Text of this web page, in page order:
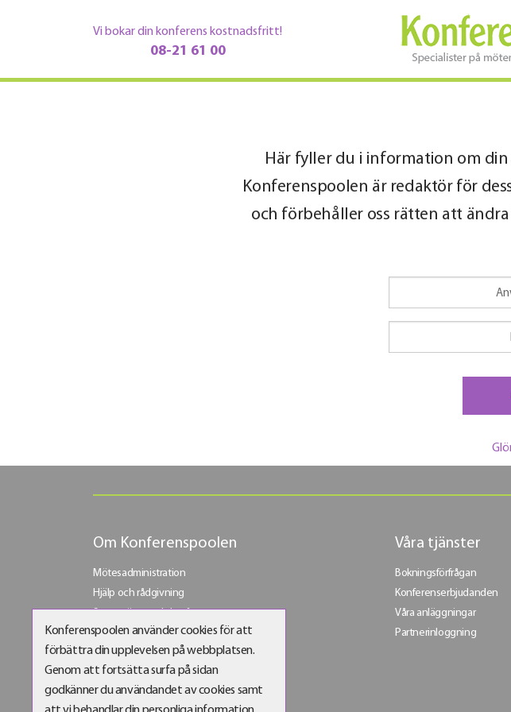
Konferenspoolen använder cookies för att
förbättra din upplevelsen på webbplatsen.
Genom att fortsätta surfa på sidan
godkänner du användandet av cookies samt
Vi bokar din konferens kostnadsfritt!
08-21 61 00
Här fyller du i information om
Konferenspoolen är redaktör för
och förbehåller oss rätten att
Om Konferenspoolen
Mötesadministration
Hjälp och rådgivning
Stora möten och konferenser
Bli vår företagskund
Bli partner
Våra tjänster
Bokningsförfrågan
Konferenserbjudanden
Våra anläggningar
Partnerinloggning